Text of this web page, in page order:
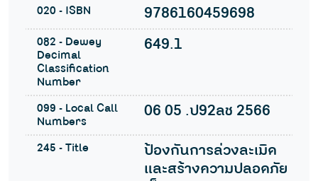
020 - ISBN 9786160459698
082 - Dewey
Decimal
Classification
Number
649.1
099 - Local Call
Numbers
06 05 .ป92ลช 2566
245 - Title
ป้องกันการล่วงละเมิด
และสร้างความปลอดภัย